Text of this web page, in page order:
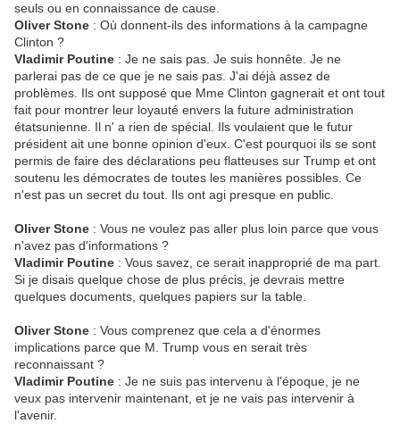
seuls ou en connaissance de cause.
Oliver Stone : Où donnent-ils des informations à la campagne
Clinton ?
Vladimir Poutine : Je ne sais pas. Je suis honnête. Je ne
parlerai pas de ce que je ne sais pas. J'ai déjà assez de
problèmes. Ils ont supposé que Mme Clinton gagnerait et ont tout
fait pour montrer leur loyauté envers la future administration
étatsunienne. Il n' a rien de spécial. Ils voulaient que le futur
président ait une bonne opinion d'eux. C'est pourquoi ils se sont
permis de faire des déclarations peu flatteuses sur Trump et ont
soutenu les démocrates de toutes les manières possibles. Ce
n'est pas un secret du tout. Ils ont agi presque en public.
Oliver Stone : Vous ne voulez pas aller plus loin parce que vous
n'avez pas d'informations ?
Vladimir Poutine : Vous savez, ce serait inapproprié de ma part.
Si je disais quelque chose de plus précis, je devrais mettre
quelques documents, quelques papiers sur la table.
Oliver Stone : Vous comprenez que cela a d'énormes
implications parce que M. Trump vous en serait très
reconnaissant ?
Vladimir Poutine : Je ne suis pas intervenu à l'époque, je ne
veux pas intervenir maintenant, et je ne vais pas intervenir à
l'avenir.